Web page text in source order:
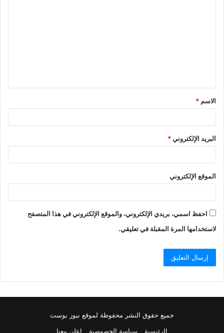
الاسم *
البريد الإلكتروني*
الموقع الإلكتروني
احفظ اسمي، بريدي الإلكتروني، والموقع الإلكتروني في هذا المتصفح
لاستخدامها المرة المقبلة في تعليقي.
جميع حقوق النشر محفوظة لموقع نيوز بوست
الرئيسية
سياسة الخصوصية اعلن معنا